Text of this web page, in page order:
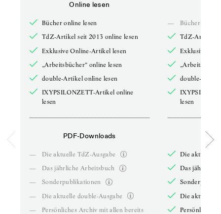
Online lesen
Bücher online lesen
TdZ-Artikel seit 2013 online lesen
Exklusive Online-Artikel lesen
„Arbeitsbücher“ online lesen
double-Artikel online lesen
IXYPSILONZETT-Artikel online
lesen
PDF-Downloads
—
Die aktuelle TdZ-Ausgabe
—
Das jährliche Arbeitsbuch
—
Sonderpublikationen
—
Die aktuelle double-Ausgabe
—
Persönliches Archiv mit allen bereits
—
Bücher online
TdZ-Artikel
Exklusive
double-
lesen
Die aktuelle
Das jährliche
Die aktuelle
Persönliches